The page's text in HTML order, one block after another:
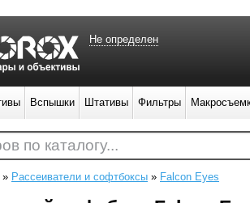
» Рассеиватели и софтбоксы » Falcon Eyes
Не определен
Вспышки Штативы Фильтры
по каталогу...